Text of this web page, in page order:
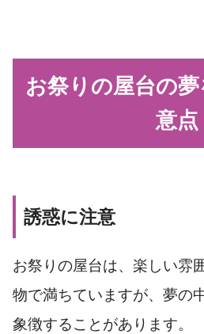
お祭りの屋台の
意点
誘惑に注意
お祭りの屋台は、楽しい雰
物で満ちていますが、夢の
象徴することがあります。